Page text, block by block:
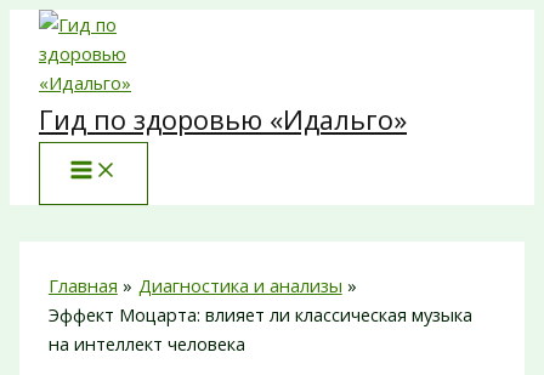
Перейти
содержимому
Гид по здоровью «Идальго»
Главная
Диагностика и анализы
Эффект Моцарта: влияет ли классическая музыка
на интеллект человека